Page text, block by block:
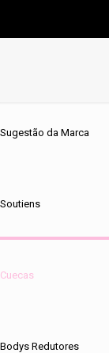
Sugestão da Marca
Soutiens
Cuecas
Bodys Redutores